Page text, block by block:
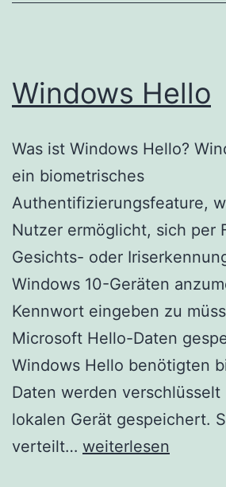
Windows Hello
Was ist Windows Hello?
ein biometrisches
Authentifizierungsfeature,
Nutzer ermöglicht, sich per
Gesichts- oder
Windows 10-Geräten
Kennwort eingeben zu
Microsoft Hello-Daten
Windows Hello benötigten
Daten werden verschlüsselt
lokalen Gerät gespeichert.
verteilt… Windows
weiterlesen